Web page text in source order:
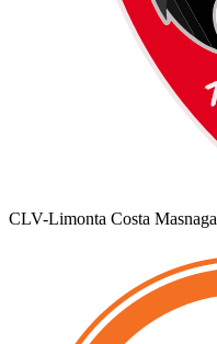
CLV-Limonta Costa Masnaga